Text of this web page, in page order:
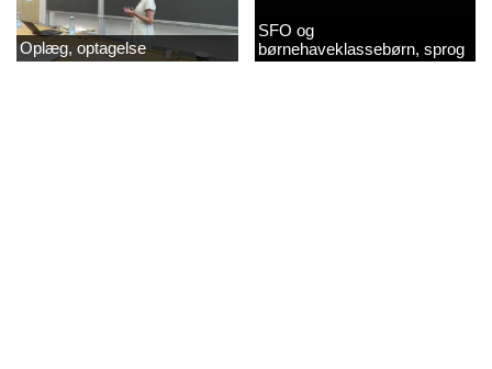
Oplæg, optagelse
SFO og
børnehaveklassebørn, sprog